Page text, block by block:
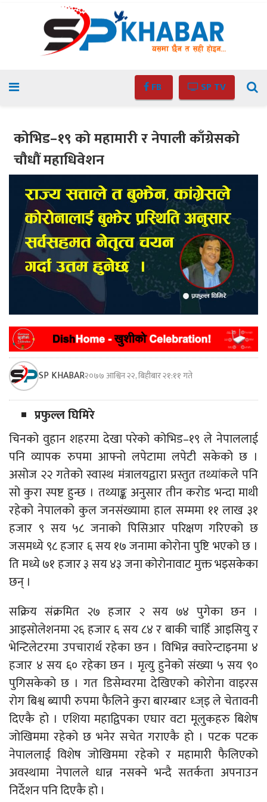
FB SP TV
कोभिड–१९ को महामारी र नेपाली काँग्रेसको
चौधौं महाधिवेशन
SP KHABAR२०७७ आश्विन २२, बिहीबार २१:११ गते
प्रफुल्ल घिमिरे
चिनको वुहान शहरमा देखा परेको कोभिड–१९ ले नेपाललाई
पनि व्यापक रुपमा आफ्नो लपेटामा लपेटी सकेको छ ।
असोज २२ गतेको स्वास्थ मंत्रालयद्वारा प्रस्तुत तथ्यांकले पनि
सो कुरा स्पष्ट हुन्छ । तथ्याङ्क अनुसार तीन करोड भन्दा माथी
रहेको नेपालको कुल जनसंख्यामा हाल सम्ममा ११ लाख ३१
हजार ९ सय ५८ जनाको पिसिआर परिक्षण गरिएको छ
जसमध्ये ९८ हजार ६ सय १७ जनामा कोरोना पुष्टि भएको छ ।
ति मध्ये ७१ हजार ३ सय ४३ जना कोरोनावाट मुक्त भइसकेका
छन् ।
सक्रिय संक्रमित २७ हजार २ सय ७४ पुगेका छन ।
आइसोलेशनमा २६ हजार ६ सय ८४ र बाकी चाहिँ आइसियु र
भेन्टिलेटरमा उपचारार्थ रहेका छन । विभिन्न क्वारेन्टाइनमा ४
हजार ४ सय ६० रहेका छन । मृत्यु हुनेको संख्या ५ सय ९०
पुगिसकेको छ । गत डिसेम्वरमा देखिएको कोरोना वाइरस
रोग बिश्व ब्यापी रुपमा फैलिने कुरा बारम्बार ध्ज्इ ले चेतावनी
दिएकै हो । एशिया महाद्विपका एघार वटा मूलुकहरु बिशेष
जोखिममा रहेको छ भनेर सचेत गराएकै हो । पटक पटक
नेपाललाई विशेष जोखिममा रहेको र महामारी फैलिएको
अवस्थामा नेपालले धान्न नसक्ने भन्दै सतर्कता अपनाउन
निर्देशन पनि दिएकै हो ।